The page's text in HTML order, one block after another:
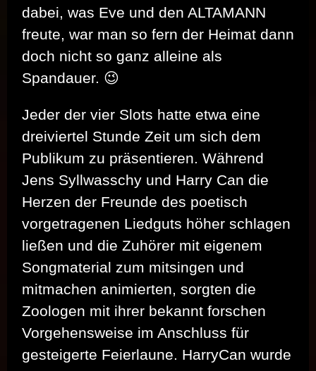
dabei, was Eve und den ALTAMANN
freute, war man so fern der Heimat dann
doch nicht so ganz alleine als
Spandauer. 😉
Jeder der vier Slots hatte etwa eine
dreiviertel Stunde Zeit um sich dem
Publikum zu präsentieren. Während
Jens Syllwasschy und Harry Can die
Herzen der Freunde des poetisch
vorgetragenen Liedguts höher schlagen
ließen und die Zuhörer mit eigenem
Songmaterial zum mitsingen und
mitmachen animierten, sorgten die
Zoologen mit ihrer bekannt forschen
Vorgehensweise im Anschluss für
gesteigerte Feierlaune. HarryCan wurde